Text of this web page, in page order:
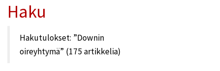
Haku
Hakutulokset:
Downin
oireyhtymä (175 artikkelia)